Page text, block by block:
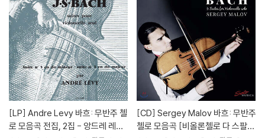
[LP]
로 모음곡 전집, 2집 - 앙드레 레비
[CD]
첼로 모음곡 [비올론첼로 다 스팔라